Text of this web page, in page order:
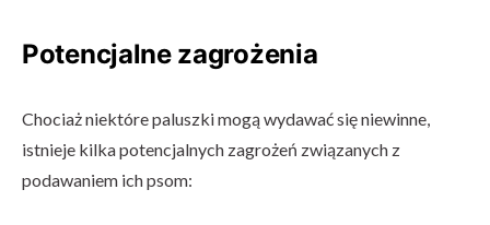
Potencjalne zagrożenia
Chociaż niektóre paluszki mogą wydawać się niewinne,
istnieje kilka potencjalnych zagrożeń związanych z
podawaniem ich psom: